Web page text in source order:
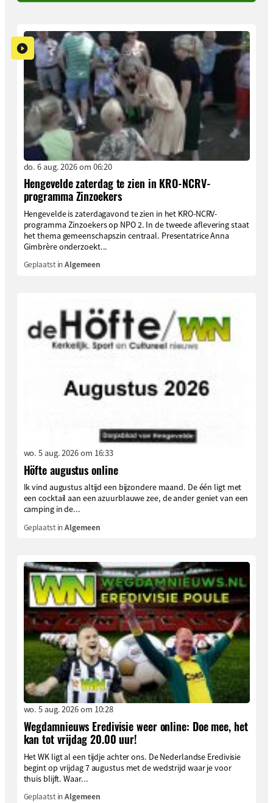
do. 6 aug. 2026 om 06:20
Hengevelde zaterdag te zien in KRO-NCRV-
programma Zinzoekers
Hengevelde is zaterdagavond te zien in het KRO-NCRV-
programma Zinzoekers op NPO 2. In de tweede aflevering staat
het thema gemeenschapszin centraal. Presentatrice Anna
Gimbrère onderzoekt...
Geplaatst inAlgemeen
wo. 5 aug. 2026 om 16:33
Höfte augustus online
Ik vind augustus altijd een bijzondere maand. De één ligt met
een cocktail aan een azuurblauwe zee, de ander geniet van een
camping in de...
Geplaatst inAlgemeen
wo. 5 aug. 2026 om 10:28
Wegdamnieuws Eredivisie weer online: Doe mee, het
kan tot vrijdag 20.00 uur!
Het WK ligt al een tijdje achter ons. De Nederlandse Eredivisie
begint op vrijdag 7 augustus met de wedstrijd waar je voor
thuis blijft. Waar...
Geplaatst inAlgemeen